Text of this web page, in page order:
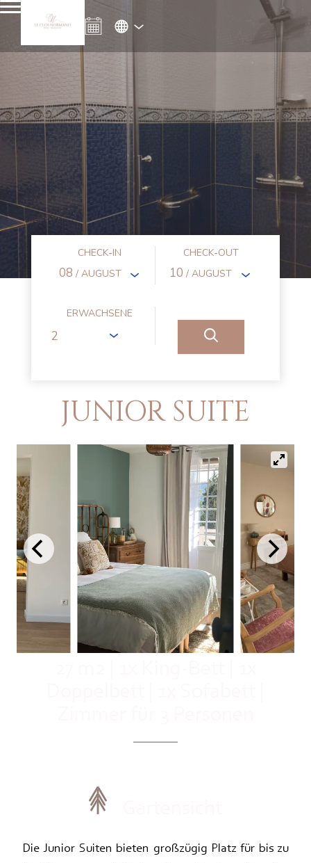
CHECK-IN
08 / AUGUST
CHECK-OUT
10 / AUGUST
ERWACHSENE
JUNIOR SUITE
Die Junior Suiten bieten großzügig Platz für bis zu